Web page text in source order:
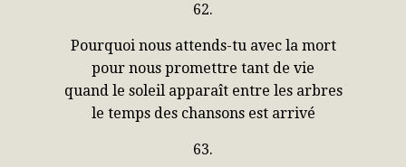
62.
Pourquoi nous attends-tu avec la mort
pour nous promettre tant de vie
quand le soleil apparaît entre les arbres
le temps des chansons est arrivé
63.